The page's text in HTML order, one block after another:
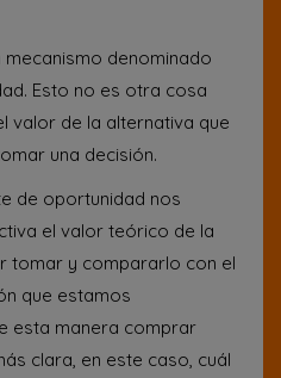
denominado
Esto no es otra cosa
valor de la alternativa que
una decisión.
de oportunidad nos
el valor teórico de la
tomar y compararlo con el
que estamos
esta manera comprar
clara, en este caso, cuál